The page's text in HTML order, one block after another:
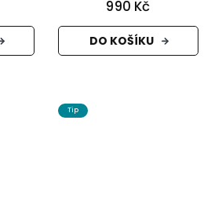
990 Kč
DO KOŠÍKU
Tip